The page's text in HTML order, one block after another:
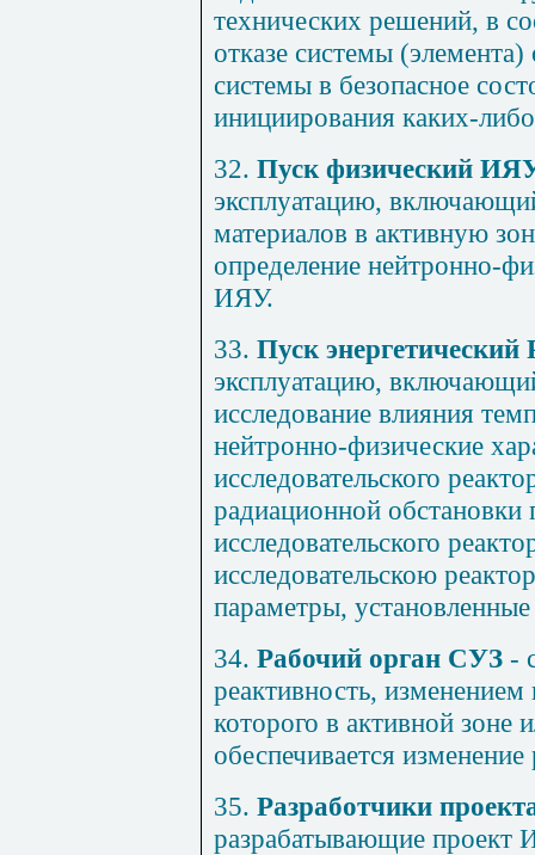
технических решений, в
отказе системы (элемента)
системы в безопасное
инициирования каких-
32. Пуск физический
эксплуатацию,
материалов в активную
определение нейтронно-
ИЯУ.
33. Пуск энергетический
эксплуатацию,
исследование влияния
нейтронно-физические
исследовательского
радиационной обстановки
исследовательского
исследовательскою
параметры,
34. Рабочий орган СУЗ -
реактивность,
которого в активной зоне
обеспечивается изменение
35. Разработчики
разрабатывающие проект